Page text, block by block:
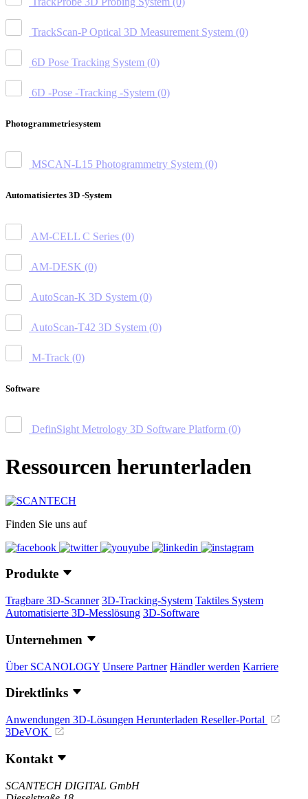
TrackScan-P Optical 3D Measurement System (0)
6D Pose Tracking System (0)
6D -Pose -Tracking -System (0)
Photogrammetriesystem
MSCAN-L15 Photogrammetry System (0)
Automatisiertes 3D -System
AM-CELL C Series (0)
AM-DESK (0)
AutoScan-K 3D System (0)
AutoScan-T42 3D System (0)
M-Track (0)
Software
DefinSight Metrology 3D Software Platform (0)
Ressourcen herunterladen
Finden Sie uns auf
Produkte
Tragbare 3D-Scanner 3D-Tracking-System Taktiles System
Automatisierte 3D-Messlösung 3D-Software
Unternehmen
Über SCANOLOGY Unsere Partner Händler werden Karriere
Direktlinks
Anwendungen 3D-Lösungen Herunterladen Reseller-Portal
3DeVOK
Kontakt
SCANTECH DIGITAL GmbH